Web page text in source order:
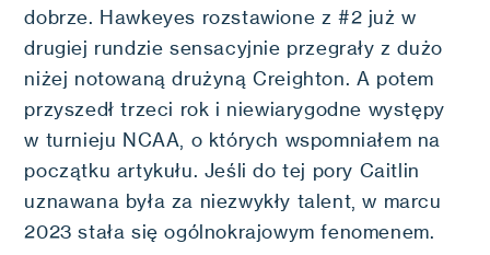
dobrze. Hawkeyes rozstawione z #2 już w
drugiej rundzie sensacyjnie przegrały z dużo
niżej notowaną drużyną Creighton. A potem
przyszedł trzeci rok i niewiarygodne występy
w turnieju NCAA, o których wspomniałem na
początku artykułu. Jeśli do tej pory Caitlin
uznawana była za niezwykły talent, w marcu
2023 stała się ogólnokrajowym fenomenem.